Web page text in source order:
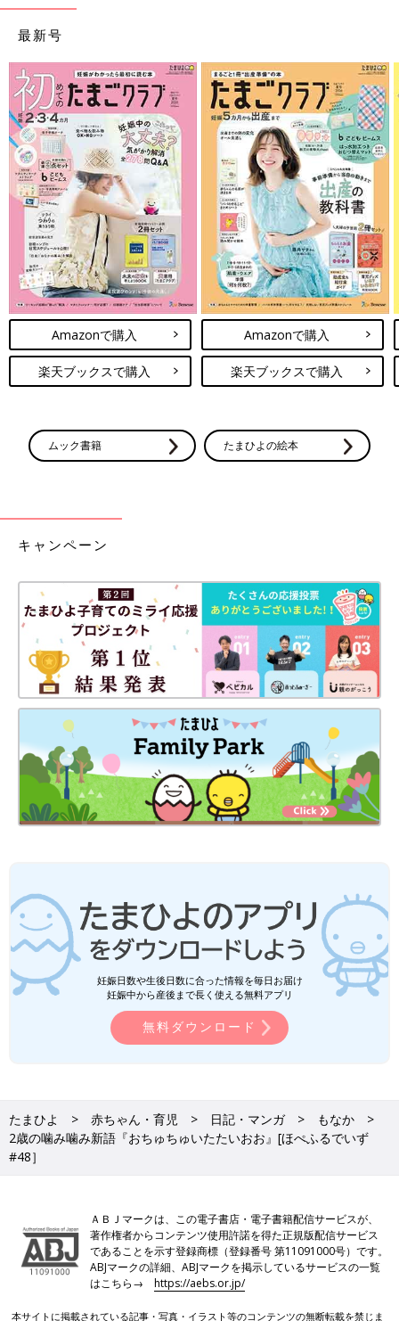
最新号
Amazonで購入
楽天ブックスで購入
Amazonで購入
楽天ブックスで購入
ムック書籍 たまひよの絵本
キャンペーン
妊娠日数や生後日数に合った情報を毎日お届け
妊娠中から産後まで長く使える無料アプリ
無料ダウンロード
たまひよ 赤ちゃん・育児 日記・マンガ
もなか
2歳の噛み噛み新語『おちゅちゅいたたいおお』[ほぺふるでいず
#48］
ＡＢＪマークは、この電子書店・電子書籍配信サービスが、
著作権者からコンテンツ使用許諾を得た正規版配信サービス
であることを示す登録商標（登録番号 第11091000号）です。
ABJマークの詳細、ABJマークを掲示しているサービスの一覧
はこちら→https://aebs.or.jp/
本サイトに掲載されている記事・写真・イラスト等のコンテンツの無断転載を禁じま